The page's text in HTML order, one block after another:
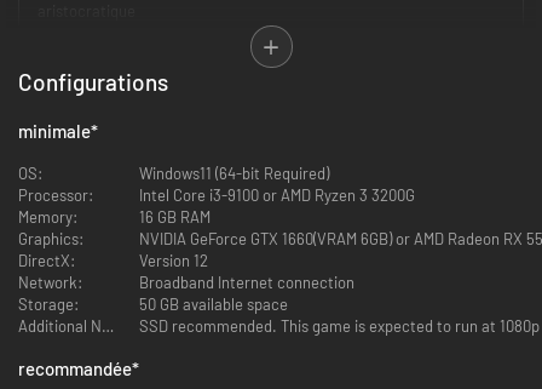
- Armure spéciale pour Eleanor : Danseuse étrangère
- Armure spéciale pour Gaul : Chef des Insaisichables
- Armure spéciale pour Kora : Tenue de suivante
- Armure spéciale pour Ogden : Ogden estival
- Coupes de monstres : Carré de Malzeno, Queue des enfers, Pointes
Espinas, Nid de Garangolm, Princesse à tresses, Crinière Goss
Harag
- Tenues de Rudy : Rudy Arkceinture, Armure scintillante, Relax-
acabra, Rudy shogun, Rudyzeno
Le troisième épisode de la série de JdR Monster Hunter Stories arrive !
Les jumeaux Rathalos, nés d'un caprice du destin.
Cette série de jeu de rôle s'inscrit dans l'univers Monster Hunter. Incarnez
Configurations
minimale*
OS:
Windows11 (64-bit Required)
Processor:
Intel Core i3-9100 or AMD Ryzen 3 3200G
Memory:
16 GB RAM
Graphics:
NVIDIA GeForce GTX 1660(VRAM 6GB) or AMD Radeon RX
DirectX:
Version 12
Network:
Broadband Internet connection
Storage:
50 GB available space
Additional Notes:
SSD recommended. This game is expected to run at
recommandée*